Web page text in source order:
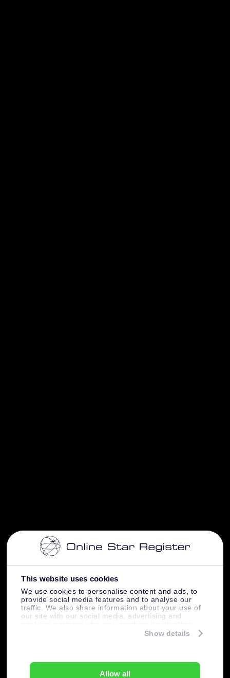
This website uses cookies
We use cookies to personalise content and ads, to
provide social media features and to analyse our
traffic. We also share information about your use of
our site with our social media, advertising and
information that you’ve provided to them or that
Show details
Allow all